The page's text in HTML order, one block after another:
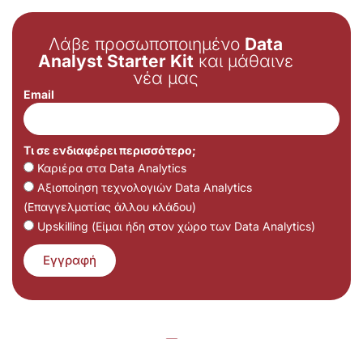
Λάβε προσωποποιημένο Data
Analyst Starter Kit και μάθαινε
νέα μας
Email
Τι σε ενδιαφέρει περισσότερο;
Καριέρα στα Data Analytics
Αξιοποίηση τεχνολογιών Data Analytics
(Επαγγελματίας άλλου κλάδου)
Upskilling (Είμαι ήδη στον χώρο των Data Analytics)
Εγγραφή